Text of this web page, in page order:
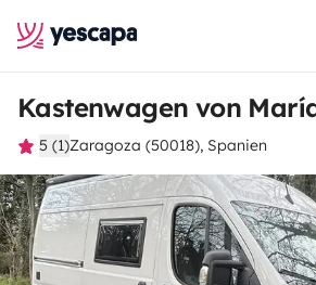
Kastenwagen von
5 (1)Zaragoza (50018), Spanien